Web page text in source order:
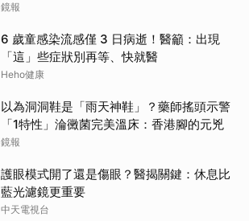
鏡報
6 歲童感染流感僅 3 日病逝！醫籲：出現
「這」些症狀別再等、快就醫
Heho健康
以為洞洞鞋是「雨天神鞋」？藥師搖頭示警
「1特性」淪黴菌完美溫床：香港腳的元兇
鏡報
護眼模式開了還是傷眼？醫揭關鍵：休息比
藍光濾鏡更重要
中天電視台